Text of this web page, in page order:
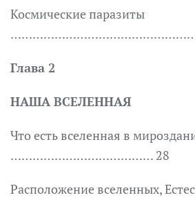
Космические паразиты
Глава 2
НАША ВСЕЛЕННАЯ
Что есть вселенная в
………………………………… 28
Расположение вселенных,